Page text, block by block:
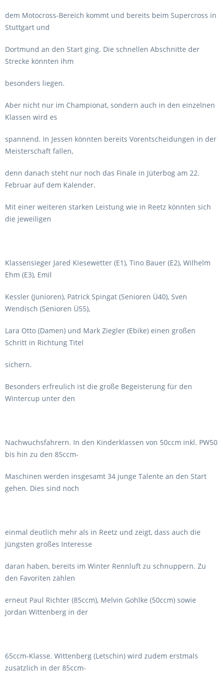
dem Motocross-Bereich kommt und bereits beim Supercross in
Stuttgart und
Dortmund an den Start ging. Die schnellen Abschnitte der
Strecke könnten ihm
besonders liegen.
Aber nicht nur im Championat, sondern auch in den einzelnen
Klassen wird es
spannend. In Jessen könnten bereits Vorentscheidungen in der
Meisterschaft fallen,
denn danach steht nur noch das Finale in Jüterbog am 22.
Februar auf dem Kalender.
Mit einer weiteren starken Leistung wie in Reetz könnten sich
die jeweiligen
Klassensieger Jared Kiesewetter (E1), Tino Bauer (E2), Wilhelm
Ehm (E3), Emil
Kessler (Junioren), Patrick Spingat (Senioren Ü40), Sven
Wendisch (Senioren Ü55),
Lara Otto (Damen) und Mark Ziegler (Ebike) einen großen
Schritt in Richtung Titel
sichern.
Besonders erfreulich ist die große Begeisterung für den
Wintercup unter den
Nachwuchsfahrern. In den Kinderklassen von 50ccm inkl. PW50
bis hin zu den 85ccm-
Maschinen werden insgesamt 34 junge Talente an den Start
gehen. Dies sind noch
einmal deutlich mehr als in Reetz und zeigt, dass auch die
Jüngsten großes Interesse
daran haben, bereits im Winter Rennluft zu schnuppern. Zu
den Favoriten zählen
erneut Paul Richter (85ccm), Melvin Gohlke (50ccm) sowie
Jordan Wittenberg in der
65ccm-Klasse. Wittenberg (Letschin) wird zudem erstmals
zusätzlich in der 85ccm-